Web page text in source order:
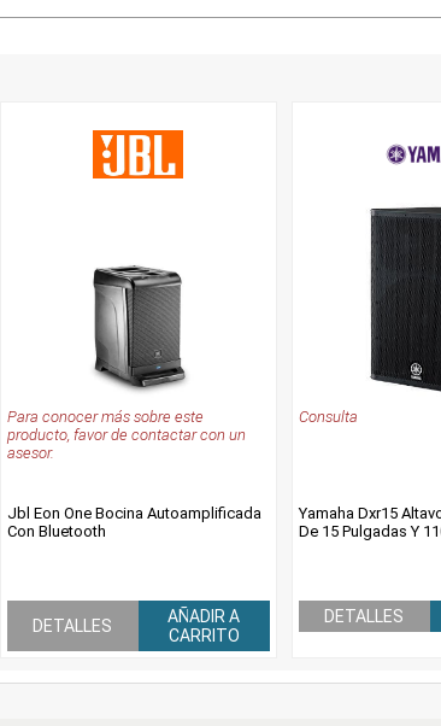
Para conocer más sobre este
producto, favor de contactar con un
asesor.
Jbl Eon One Bocina Autoamplificada
Con Bluetooth
DETALLES
AÑADIR A
CARRITO
Consulta
Yamaha Dxr15
De 15 Pulgadas Y
DETALLES